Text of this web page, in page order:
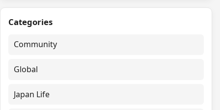
Categories
Community
Global
Japan Life